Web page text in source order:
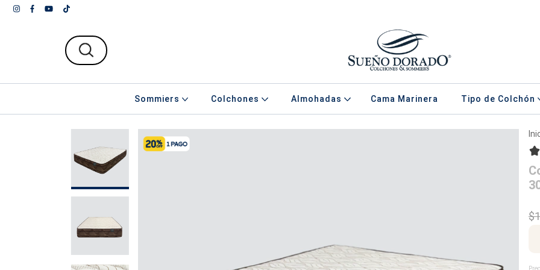
Sommiers Colchones Almohadas Cama Marinera Tipo de Colchón